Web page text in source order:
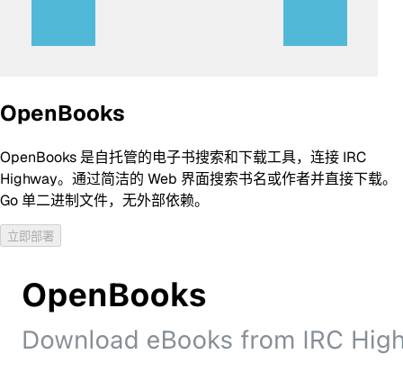
OpenBooks
OpenBooks 是自托管的电子书搜索和下载工具，连接 IRC
Highway。通过简洁的 Web 界面搜索书名或作者并直接下载。
Go 单二进制文件，无外部依赖。
立即部署